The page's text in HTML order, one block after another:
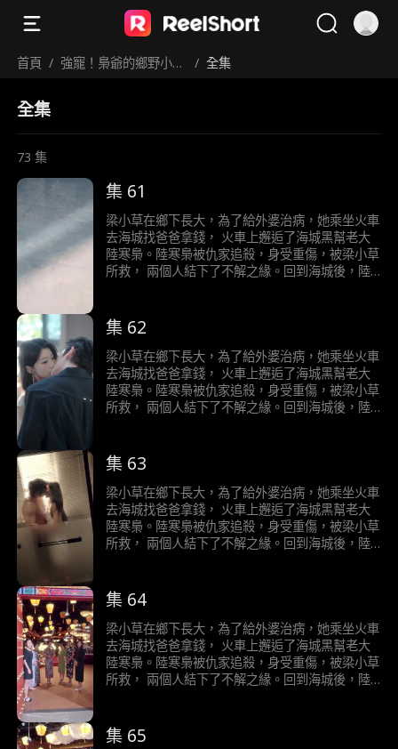
首頁 / 強寵！梟爺的鄉野小逃
/ 全集
全集
73 集
集 61
梁小草在鄉下長大，為了給外婆治病，她乘坐火車
去海城找爸爸拿錢， 火車上邂逅了海城黑幫老大
陸寒梟。陸寒梟被仇家追殺，身受重傷，被梁小草
所救， 兩個人結下了不解之緣。回到海城後，陸
集 62
梁小草在鄉下長大，為了給外婆治病，她乘坐火車
去海城找爸爸拿錢， 火車上邂逅了海城黑幫老大
陸寒梟。陸寒梟被仇家追殺，身受重傷，被梁小草
所救， 兩個人結下了不解之緣。回到海城後，陸
集 63
梁小草在鄉下長大，為了給外婆治病，她乘坐火車
去海城找爸爸拿錢， 火車上邂逅了海城黑幫老大
陸寒梟。陸寒梟被仇家追殺，身受重傷，被梁小草
所救， 兩個人結下了不解之緣。回到海城後，陸
集 64
梁小草在鄉下長大，為了給外婆治病，她乘坐火車
去海城找爸爸拿錢， 火車上邂逅了海城黑幫老大
陸寒梟。陸寒梟被仇家追殺，身受重傷，被梁小草
所救， 兩個人結下了不解之緣。回到海城後，陸
集 65